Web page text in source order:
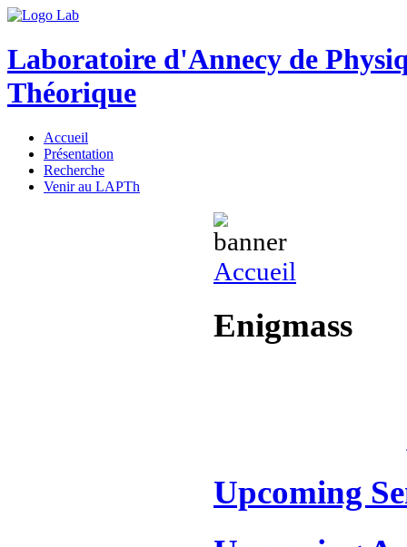
Laboratoire d'Annecy de
Théorique
Accueil
Présentation
Recherche
Venir au LAPTh
Accueil
Enigmass
Upcoming